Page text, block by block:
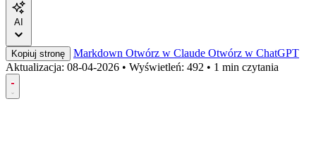
AI
Kopiuj stronę Markdown Otwórz w Claude Otwórz w ChatGPT
Aktualizacja: 08-04-2026 • Wyświetleń: 492 • 1 min czytania